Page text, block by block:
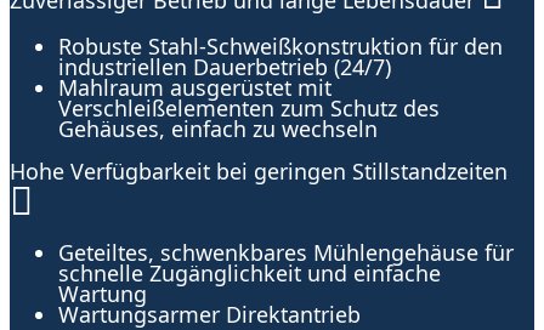
Robuste Stahl-Schweißkonstruktion für den
industriellen Dauerbetrieb (24/7)
Mahlraum ausgerüstet mit
Verschleißelementen zum Schutz des
Gehäuses, einfach zu wechseln
Hohe Verfügbarkeit bei geringen Stillstandzeiten
Geteiltes, schwenkbares Mühlengehäuse für
schnelle Zugänglichkeit und einfache
Wartung
Wartungsarmer Direktantrieb